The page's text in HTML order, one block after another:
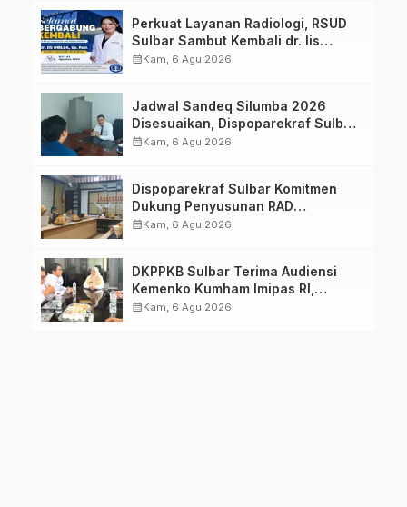
Perkuat Layanan Radiologi, RSUD
Sulbar Sambut Kembali dr. Iis
Imelda, Sp.Rad
calendar_monthKam, 6 Agu 2026
Jadwal Sandeq Silumba 2026
Disesuaikan, Dispoparekraf Sulbar
Pastikan Persiapan Tetap
calendar_monthKam, 6 Agu 2026
Dispoparekraf Sulbar Komitmen
Dukung Penyusunan RAD
TPB/SDGs Sulawesi Barat
calendar_monthKam, 6 Agu 2026
DKPPKB Sulbar Terima Audiensi
Kemenko Kumham Imipas RI,
Perkuat Pelayanan Kesehatan bagi
calendar_monthKam, 6 Agu 2026